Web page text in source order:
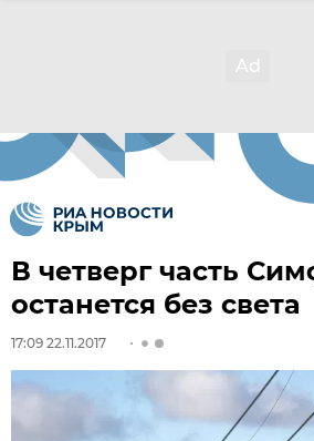
В четверг часть
останется без света
17:09 22.11.2017